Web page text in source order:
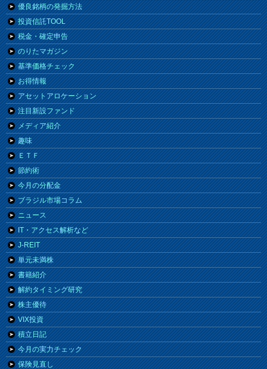
優良銘柄の発掘方法
投資信託TOOL
税金・確定申告
のりたマガジン
基準価格チェック
お得情報
アセットアロケーション
注目新設ファンド
メディア紹介
趣味
ＥＴＦ
節約術
今月の分配金
ブラジル市場コラム
ニュース
IT・アクセス解析など
J-REIT
単元未満株
書籍紹介
解約タイミング研究
株主優待
VIX投資
積立日記
今月の実力チェック
保険見直し